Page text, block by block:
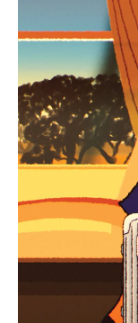
暂
停，
请
按
下
暂
已
静
音
请
点
击
按
钮
取
消
寻觅心